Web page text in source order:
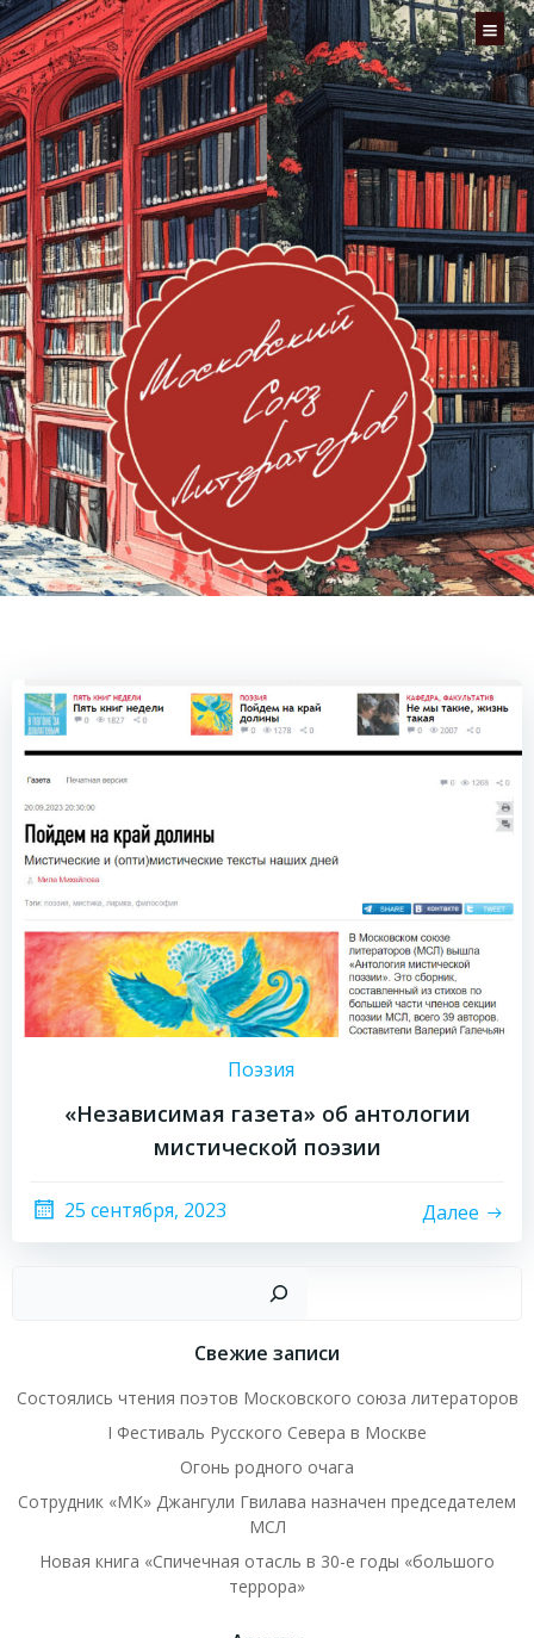
Перейти
к
содержимому
Поэзия
«Независимая газета» об антологии
мистической поэзии
25 сентября, 2023 Далее
Свежие записи
Состоялись чтения поэтов Московского союза литераторов
I Фестиваль Русского Севера в Москве
Огонь родного очага
Сотрудник «МК» Джангули Гвилава назначен председателем
МСЛ
Новая книга «Спичечная отасль в 30-е годы «большого
террора»